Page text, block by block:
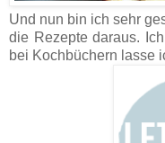
Und nun bin ich sehr
die Rezepte daraus.
bei Kochbüchern lasse